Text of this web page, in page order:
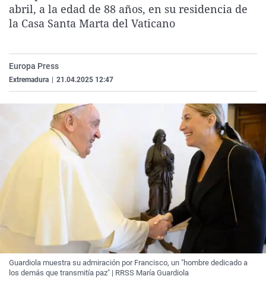
La rosa de los vientos
Gente viajera
Como el perro y el
Caso
Retornados
Equipo de
Extremadura
Galicia
La Rioja
País Vasco
Virales
Televisión
Elecciones
abril, a la edad de 88 años, en su residencia de
la Casa Santa Marta del Vaticano
Europa Press
Extremadura 21.04.2025 12:47
Guardiola muestra su admiración por Francisco, un "hombre dedicado a
los demás que transmitía paz" | RRSS María Guardiola